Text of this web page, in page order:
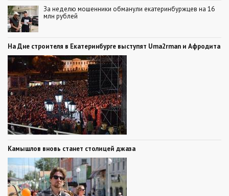
За неделю мошенники обманули екатеринбуржцев на 16
млн рублей
На Дне строителя в Екатеринбурге выступят Uma2rman и Афродита
Камышлов вновь станет столицей джаза